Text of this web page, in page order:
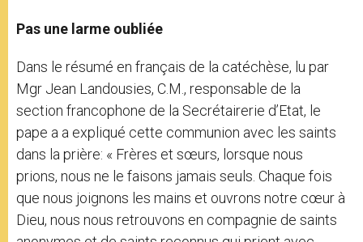
Pas une larme oubliée
Dans le résumé en français de la catéchèse, lu par
Mgr Jean Landousies, C.M., responsable de la
section francophone de la Secrétairerie d’Etat, le
pape a a expliqué cette communion avec les saints
dans la prière: « Frères et sœurs, lorsque nous
prions, nous ne le faisons jamais seuls. Chaque fois
que nous joignons les mains et ouvrons notre cœur à
Dieu, nous nous retrouvons en compagnie de saints